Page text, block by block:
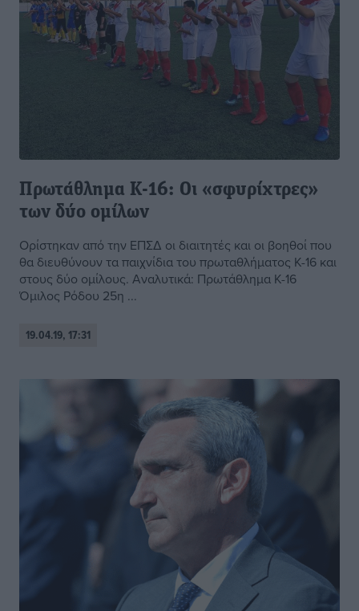
Πρωτάθλημα Κ-16: Οι «σφυρίχτρες»
των δύο ομίλων
Ορίστηκαν από την ΕΠΣΔ οι διαιτητές και οι βοηθοί που
θα διευθύνουν τα παιχνίδια του πρωταθλήματος Κ-16 και
στους δύο ομίλους. Αναλυτικά: Πρωτάθλημα Κ-16
Όμιλος Ρόδου 25η ...
19.04.19, 17:31